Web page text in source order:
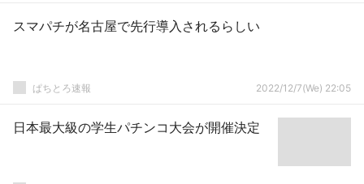
スマパチが名古屋で先行導入されるらしい
ぱちとろ速報 2022/12/7(We) 22:05
日本最大級の学生パチンコ大会が開催決定